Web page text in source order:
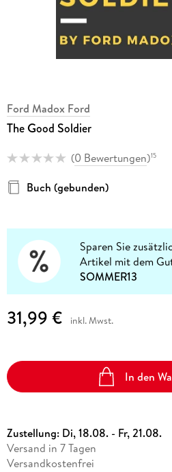
Ford Madox Ford
The Good Soldier
(0 Bewertungen)15
Buch (gebunden)
Sparen Sie
Artikel mit dem
SOMMER13
31,99 € inkl. Mwst.
In den
Zustellung: Di, 18.08. - Fr, 21.08.
Versand in 7 Tagen
Versandkostenfrei